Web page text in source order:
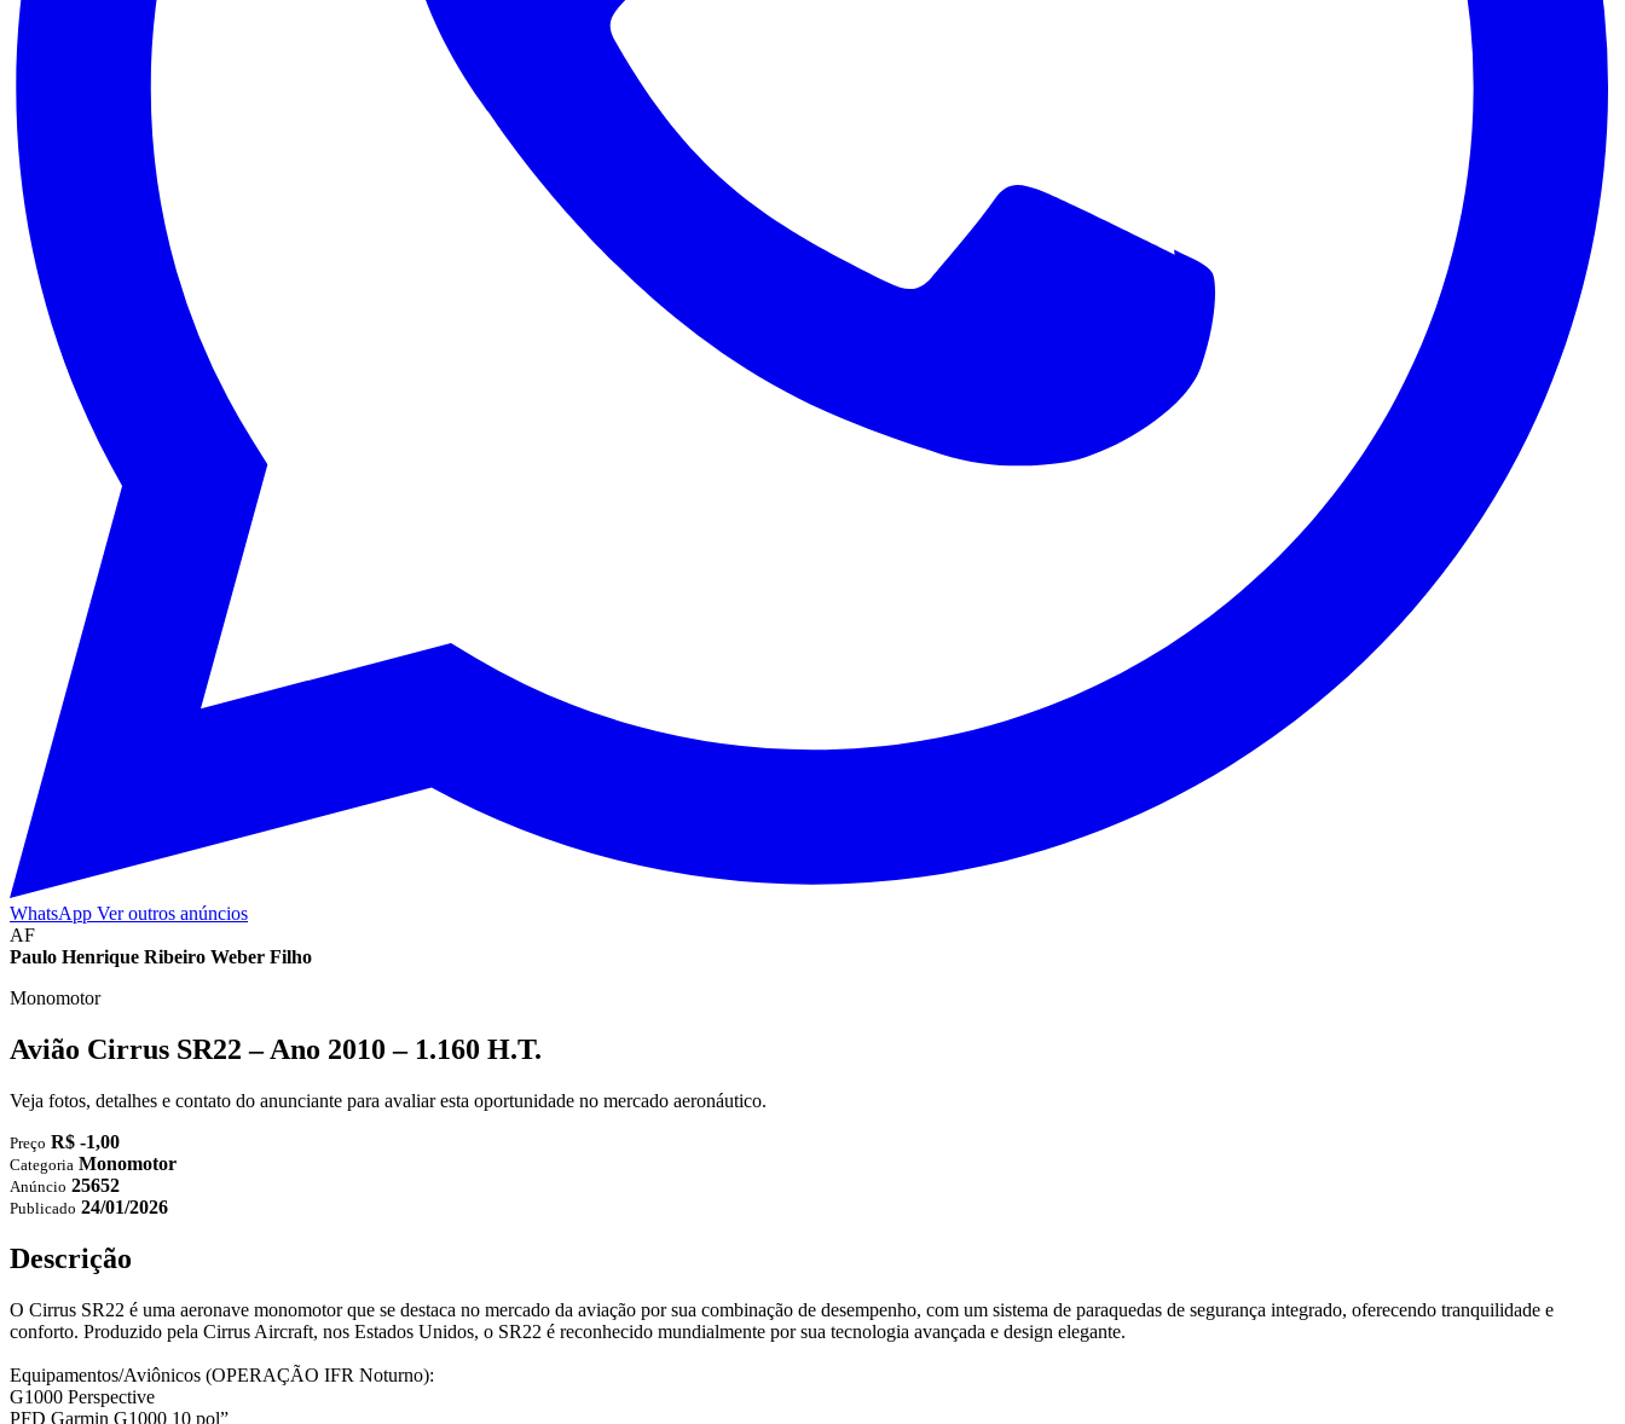
WhatsApp Ver outros anúncios
AF
Paulo Henrique Ribeiro Weber Filho
Monomotor
Avião Cirrus SR22 – Ano 2010 – 1.160 H.T.
Veja fotos, detalhes e contato do anunciante para avaliar esta oportunidade no mercado aeronáutico.
Preço R$ -1,00
Categoria Monomotor
Anúncio 25652
Publicado 24/01/2026
Descrição
O Cirrus SR22 é uma aeronave monomotor que se destaca no mercado da aviação por sua combinação de desempenho, com um sistema de paraquedas de segurança integrado, oferecendo tranquilidade e
conforto. Produzido pela Cirrus Aircraft, nos Estados Unidos, o SR22 é reconhecido mundialmente por sua tecnologia avançada e design elegante.
Equipamentos/Aviônicos (OPERAÇÃO IFR Noturno):
G1000 Perspective
PFD Garmin G1000 10 pol”